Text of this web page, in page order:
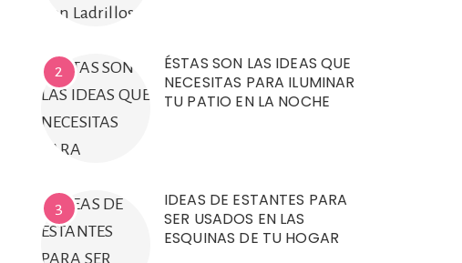
2
ÉSTAS SON LAS IDEAS QUE
NECESITAS PARA ILUMINAR
TU PATIO EN LA NOCHE
3
IDEAS DE ESTANTES PARA
SER USADOS EN LAS
ESQUINAS DE TU HOGAR